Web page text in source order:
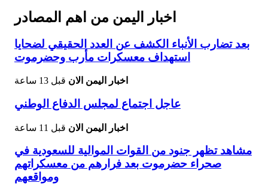
اخبار اليمن من اهم المصادر
بعد تضارب الأنباء الكشف عن العدد الحقيقي لضحايا
استهداف معسكرات مأرب وحضرموت
اخبار اليمن الان قبل 13 ساعة
عاجل اجتماع لمجلس الدفاع الوطني
اخبار اليمن الان قبل 11 ساعة
مشاهد تظهر جنود من القوات الموالية للسعودية في
صحراء حضرموت بعد فرارهم من معسكراتهم
ومواقعهم